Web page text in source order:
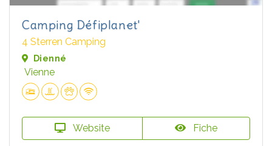
Camping Défiplanet'
4 Sterren Camping
Dienné
Vienne
Website Fiche